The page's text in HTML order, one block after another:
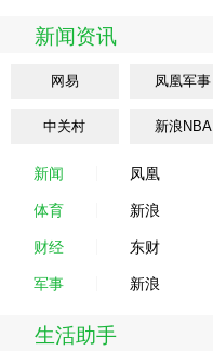
新闻资讯
网易 凤凰军事
中关村 新浪NBA
新闻 凤凰
体育 新浪
财经 东财
军事 新浪
生活助手